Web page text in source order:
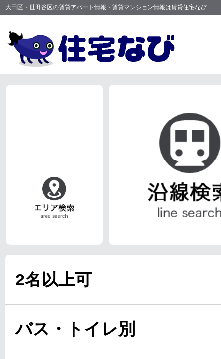
大田区・世田谷区の賃貸アパート情報・賃貸マンション情報は賃貸住宅なび
2名以上可
バス・トイレ別